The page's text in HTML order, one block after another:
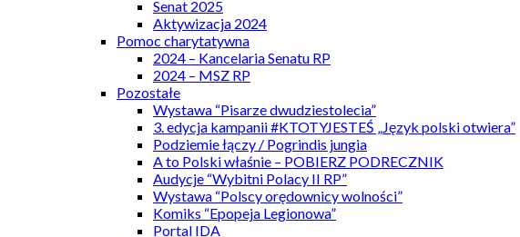
Senat 2025
Aktywizacja 2024
Pomoc charytatywna
2024 – Kancelaria Senatu RP
2024 – MSZ RP
Pozostałe
Wystawa “Pisarze dwudziestolecia”
3. edycja kampanii #KTOTYJESTEŚ „Język polski otwiera”
Podziemie łączy / Pogrindis jungia
A to Polski właśnie – POBIERZ PODRECZNIK
Audycje “Wybitni Polacy II RP”
Wystawa “Polscy orędownicy wolności”
Komiks “Epopeja Legionowa”
Portal IDA